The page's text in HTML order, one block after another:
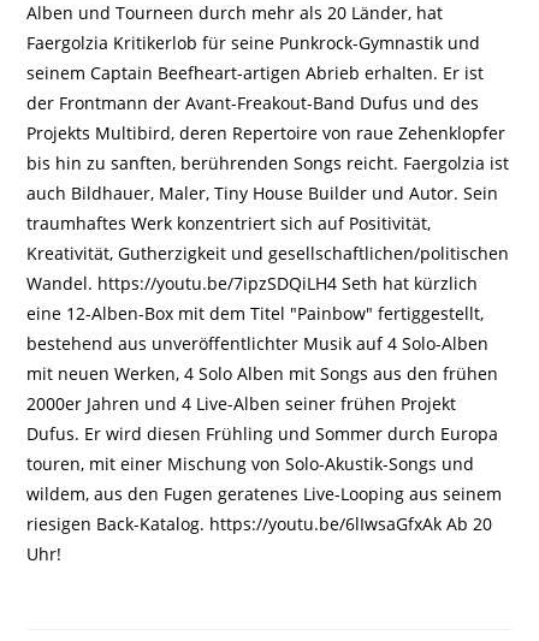
Alben und Tourneen durch mehr als 20 Länder, hat
Faergolzia Kritikerlob für seine Punkrock-Gymnastik und
seinem Captain Beefheart-artigen Abrieb erhalten. Er ist
der Frontmann der Avant-Freakout-Band Dufus und des
Projekts Multibird, deren Repertoire von raue Zehenklopfer
bis hin zu sanften, berührenden Songs reicht. Faergolzia ist
auch Bildhauer, Maler, Tiny House Builder und Autor. Sein
traumhaftes Werk konzentriert sich auf Positivität,
Kreativität, Gutherzigkeit und gesellschaftlichen/politischen
Wandel. https://youtu.be/7ipzSDQiLH4 Seth hat kürzlich
eine 12-Alben-Box mit dem Titel "Painbow" fertiggestellt,
bestehend aus unveröffentlichter Musik auf 4 Solo-Alben
mit neuen Werken, 4 Solo Alben mit Songs aus den frühen
2000er Jahren und 4 Live-Alben seiner frühen Projekt
Dufus. Er wird diesen Frühling und Sommer durch Europa
touren, mit einer Mischung von Solo-Akustik-Songs und
wildem, aus den Fugen geratenes Live-Looping aus seinem
riesigen Back-Katalog. https://youtu.be/6lIwsaGfxAk Ab 20
Uhr!